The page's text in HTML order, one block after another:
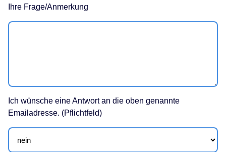
Ihre Frage/Anmerkung
Ich wünsche eine Antwort an die oben genannte
Emailadresse. (Pflichtfeld)